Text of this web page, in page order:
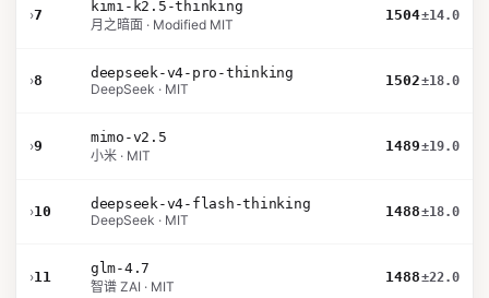
›7
kimi-k2.5-thinking
月之暗面 · Modified MIT
1504±14.0
›8
deepseek-v4-pro-thinking
DeepSeek · MIT
1502±18.0
›9
mimo-v2.5
小米 · MIT
1489±19.0
›10
deepseek-v4-flash-thinking
DeepSeek · MIT
1488±18.0
›11
glm-4.7
智谱 ZAI · MIT
1488±22.0